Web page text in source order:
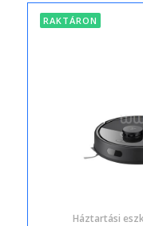
RAKTÁRON
Háztartási